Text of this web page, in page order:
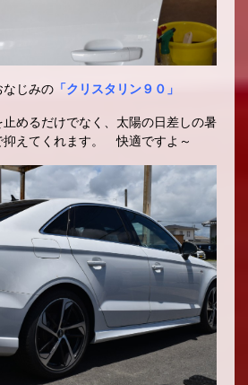
なじみの 「クリスタリン９０」
めるだけでなく、太陽の日差しの暑
抑えてくれます。 快適ですよ～